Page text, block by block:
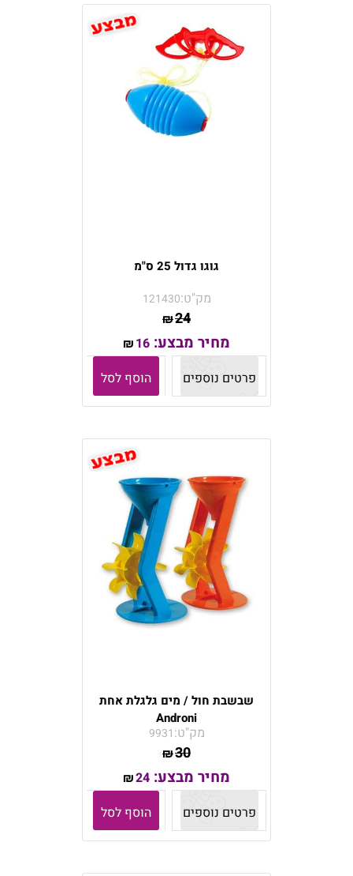
גוגו גדול 25 ס"מ
מק"ט:121430
₪24
מחיר מבצע: ₪16
פרטים נוספים
הוסף לסל
שבשבת חול / מים גלגלת אחת
Androni
מק"ט:9931
₪30
מחיר מבצע: ₪24
פרטים נוספים
הוסף לסל